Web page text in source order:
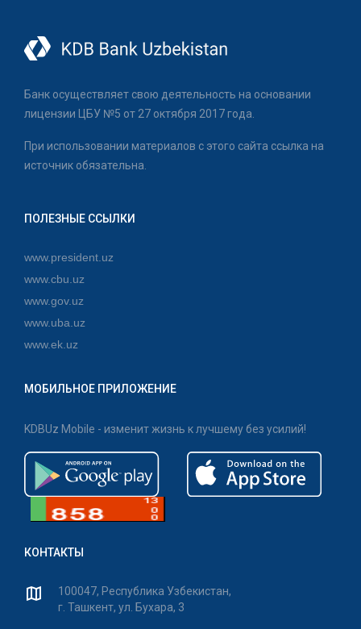
Банк осуществляет свою деятельность на основании
лицензии ЦБУ №5 от 27 октября 2017 года.
При использовании материалов с этого сайта ссылка на
источник обязательна.
ПОЛЕЗНЫЕ ССЫЛКИ
www.president.uz
www.cbu.uz
www.gov.uz
www.uba.uz
www.ek.uz
МОБИЛЬНОЕ ПРИЛОЖЕНИЕ
KDBUz Mobile - изменит жизнь к лучшему без усилий!
КОНТАКТЫ
100047, Республика Узбекистан,
г. Ташкент, ул. Бухара, 3